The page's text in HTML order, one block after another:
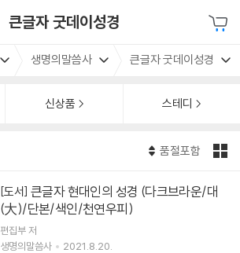
큰글자 굿데이성경
생명의말씀사 큰글자 굿데이성경
신상품 스테디
품절포함
[도서]
(大)/단본/색인/천연우피)
편집부 저
생명의말씀사
2021.8.20.